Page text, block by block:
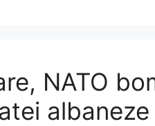
NATO
albaneze